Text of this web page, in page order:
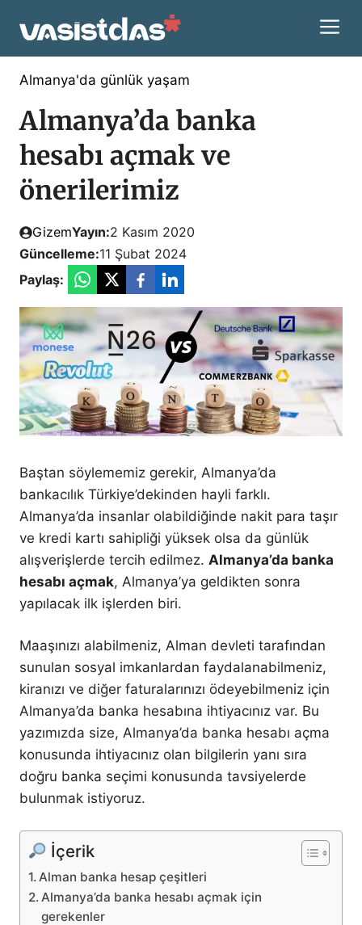
atla
Almanya'da günlük yaşam
Almanya’da banka
hesabı açmak ve
önerilerimiz
GizemYayın:2 Kasım 2020
Güncelleme:11 Şubat 2024
Paylaş:
Baştan söylememiz gerekir, Almanya’da
bankacılık Türkiye’dekinden hayli farklı.
Almanya’da insanlar olabildiğinde nakit para taşır
ve kredi kartı sahipliği yüksek olsa da günlük
alışverişlerde tercih edilmez. Almanya’da banka
hesabı açmak, Almanya’ya geldikten sonra
yapılacak ilk işlerden biri.
Maaşınızı alabilmeniz, Alman devleti tarafından
sunulan sosyal imkanlardan faydalanabilmeniz,
kiranızı ve diğer faturalarınızı ödeyebilmeniz için
Almanya’da banka hesabına ihtiyacınız var. Bu
yazımızda size, Almanya’da banka hesabı açma
konusunda ihtiyacınız olan bilgilerin yanı sıra
doğru banka seçimi konusunda tavsiyelerde
bulunmak istiyoruz.
İçerik
Alman banka hesap çeşitleri
Almanya’da banka hesabı açmak için
gerekenler